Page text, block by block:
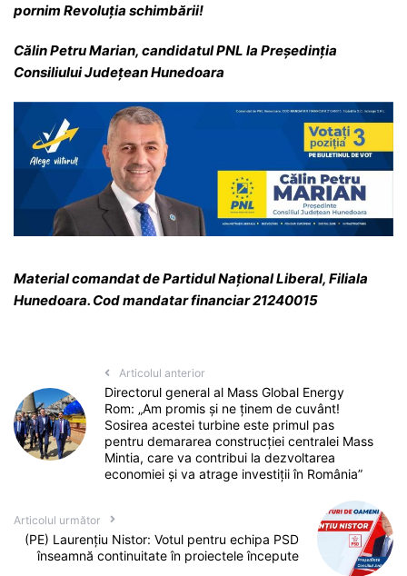
pornim Revoluția schimbării!
Călin Petru Marian, candidatul PNL la Președinția
Consiliului Județean Hunedoara
Material comandat de Partidul Național Liberal, Filiala
Hunedoara. Cod mandatar financiar 21240015
Articolul anterior
Directorul general al Mass Global Energy
Rom: „Am promis și ne ținem de cuvânt!
Sosirea acestei turbine este primul pas
pentru demararea construcției centralei Mass
Mintia, care va contribui la dezvoltarea
economiei și va atrage investiții în România”
Articolul următor
(PE) Laurențiu Nistor: Votul pentru echipa PSD
înseamnă continuitate în proiectele începute